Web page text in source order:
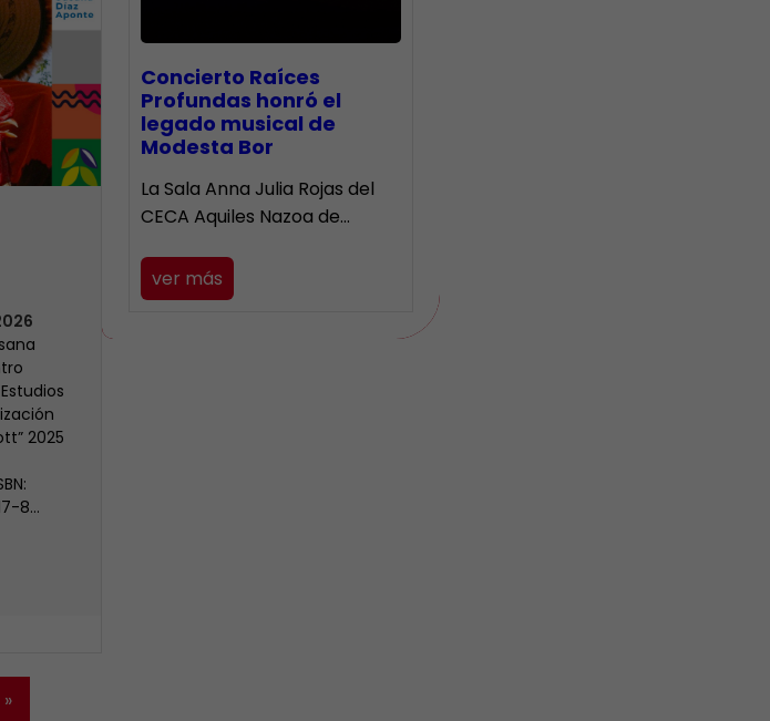
2025
8…
»
​Concierto Raíces
Profundas honró el
legado musical de
Modesta Bor
La Sala Anna Julia Rojas del
CECA Aquiles Nazoa de…
ver más